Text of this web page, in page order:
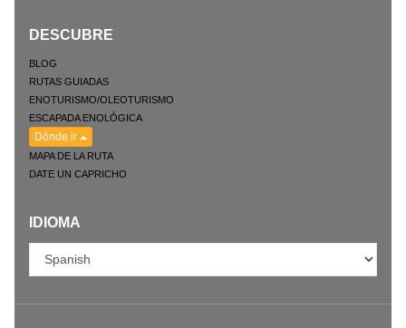
DESCUBRE
BLOG
RUTAS GUIADAS
ENOTURISMO/OLEOTURISMO
ESCAPADA ENOLÓGICA
Dónde ir
MAPA DE LA RUTA
DATE UN CAPRICHO
IDIOMA